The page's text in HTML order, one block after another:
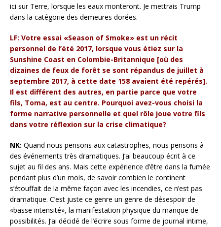
ici sur Terre, lorsque les eaux monteront. Je mettrais Trump
dans la catégorie des demeures dorées.
LF: Votre essai «Season of Smoke» est un récit
personnel de l’été 2017, lorsque vous étiez sur la
Sunshine Coast en Colombie-Britannique [où des
dizaines de feux de forêt se sont répandus de juillet à
septembre 2017, à cette date 158 avaient été repérés].
Il est différent des autres, en partie parce que votre
fils, Toma, est au centre. Pourquoi avez-vous choisi la
forme narrative personnelle et quel rôle joue votre fils
dans votre réflexion sur la crise climatique?
NK: Quand nous pensons aux catastrophes, nous pensons à
des événements très dramatiques. J’ai beaucoup écrit à ce
sujet au fil des ans. Mais cette expérience d’être dans la fumée
pendant plus d’un mois, de savoir combien le continent
s’étouffait de la même façon avec les incendies, ce n’est pas
dramatique. C’est juste ce genre un genre de désespoir de
«basse intensité», la manifestation physique du manque de
possibilités. J’ai décidé de l’écrire sous forme de journal intime,